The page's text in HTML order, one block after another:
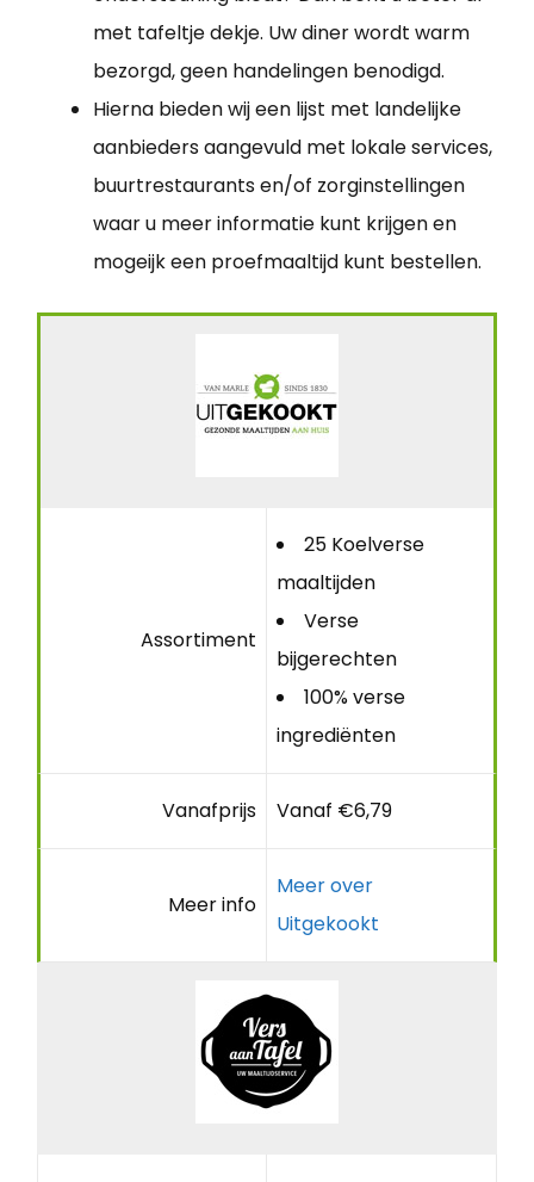
met tafeltje dekje. Uw diner wordt warm
bezorgd, geen handelingen benodigd.
Hierna bieden wij een lijst met landelijke
aanbieders aangevuld met lokale services,
buurtrestaurants en/of zorginstellingen
waar u meer informatie kunt krijgen en
mogeijk een proefmaaltijd kunt bestellen.
Assortiment
25 Koelverse
maaltijden
Verse
bijgerechten
100% verse
ingrediënten
Vanafprijs Vanaf €6,79
Meer info
Meer over
Uitgekookt